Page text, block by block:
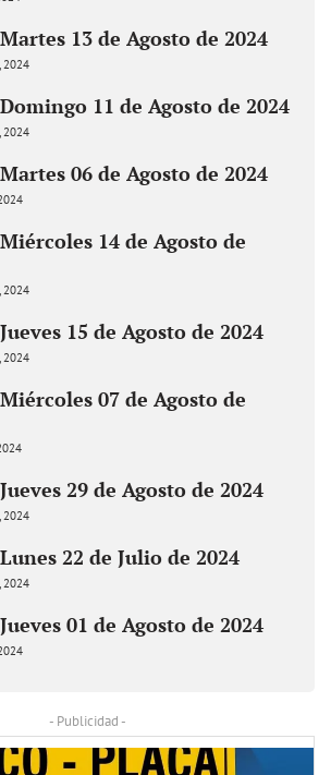
13 de Agosto de 2024
2024
11 de Agosto de 2024
2024
06 de Agosto de 2024
14 de Agosto de
2024
15 de Agosto de 2024
2024
07 de Agosto de
29 de Agosto de 2024
2024
22 de Julio de 2024
2024
01 de Agosto de 2024
- Publicidad -